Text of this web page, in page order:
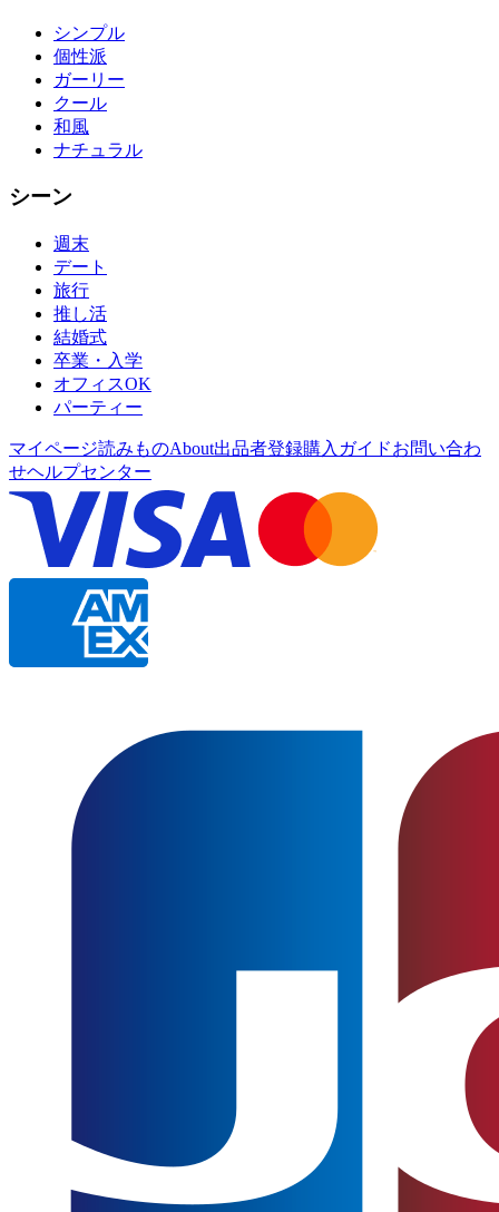
シンプル
個性派
ガーリー
クール
和風
ナチュラル
シーン
週末
デート
旅行
推し活
結婚式
卒業・入学
オフィスOK
パーティー
マイページ読みものAbout出品者登録購入ガイドお問い合わ
せヘルプセンター